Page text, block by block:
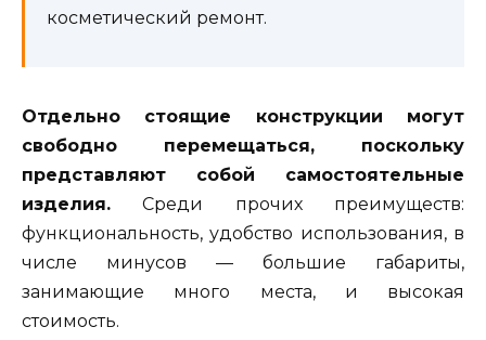
косметический ремонт.
Отдельно стоящие конструкции могут
свободно перемещаться, поскольку
представляют собой самостоятельные
изделия. Среди прочих преимуществ:
функциональность, удобство использования, в
числе минусов — большие габариты,
занимающие много места, и высокая
стоимость.